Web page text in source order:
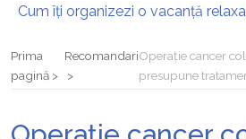
Cum îți organizezi o vacanță
Prima
pagină
RecomandariOperație cancer
presupune